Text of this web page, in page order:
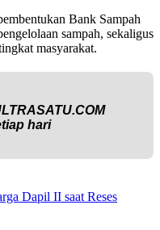
Bank Sampah
sampah, sekaligus
masyarakat.
hari
Dapil II saat Reses